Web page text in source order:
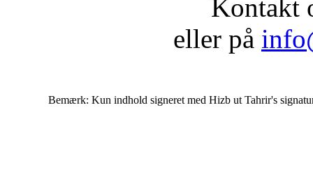
Kontakt
eller på
Bemærk: Kun indhold signeret med Hizb ut Tahrir's